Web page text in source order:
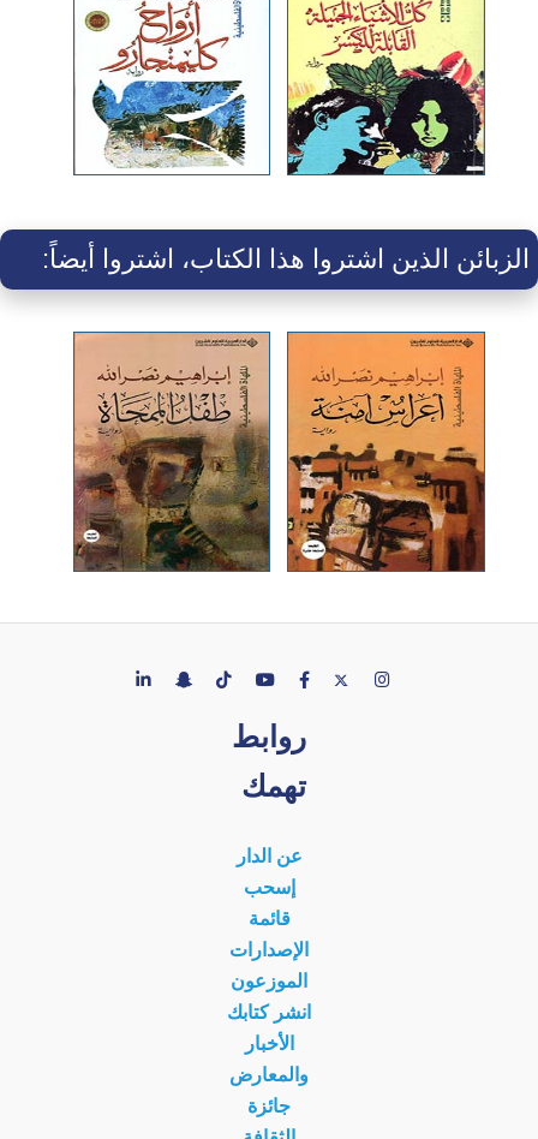
الزبائن الذين اشتروا هذا الكتاب، اشتروا أيضاً:
روابط
تهمك
عن الدار
إسحب
قائمة
الإصدارات
الموزعون
انشر كتابك
الأخبار
والمعارض
جائزة